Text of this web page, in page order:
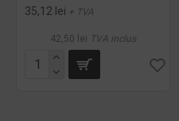
35,12 lei + TVA
42,50 lei TVA inclus